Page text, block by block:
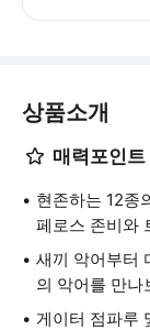
상품소개
매력포인트
현존하는 12종
페로스 존비와
새끼 악어부터
의 악어를 만나
게이터 점파루